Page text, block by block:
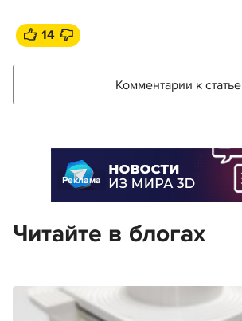
14
Комментарии к статье
Реклама
Читайте в блогах